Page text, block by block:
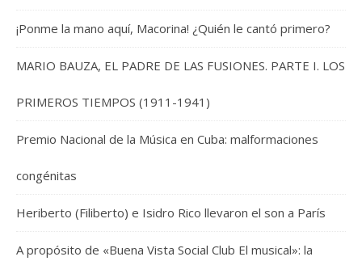
¡Ponme la mano aquí, Macorina! ¿Quién le cantó primero?
MARIO BAUZA, EL PADRE DE LAS FUSIONES. PARTE I. LOS
PRIMEROS TIEMPOS (1911-1941)
Premio Nacional de la Música en Cuba: malformaciones
congénitas
Heriberto (Filiberto) e Isidro Rico llevaron el son a París
A propósito de «Buena Vista Social Club El musical»: la